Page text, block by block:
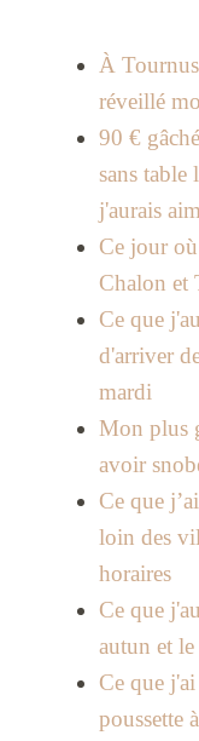
À
réveillé
90 €
sans table
j'aurais
Ce jour
Chalon et
Ce que
d'arriver
mardi
Mon plus
avoir
Ce que
loin des
horaires
Ce que
autun et
Ce que
poussette